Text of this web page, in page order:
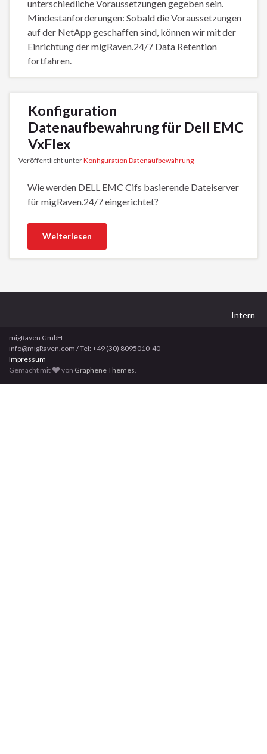
unterschiedliche Voraussetzungen gegeben sein.
Mindestanforderungen: Sobald die Voraussetzungen
auf der NetApp geschaffen sind, können wir mit der
Einrichtung der migRaven.24/7 Data Retention
fortfahren.
Konfiguration
Datenaufbewahrung für Dell EMC
VxFlex
Veröffentlicht unterKonfiguration Datenaufbewahrung
Wie werden DELL EMC Cifs basierende Dateiserver
für migRaven.24/7 eingerichtet?
Weiterlesen
Intern
migRaven GmbH
info@migRaven.com / Tel: +49 (30) 8095010-40
Impressum
Gemacht mit
von Graphene Themes